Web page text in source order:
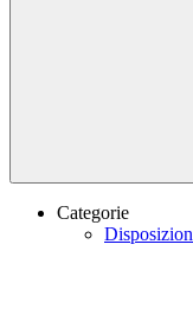
Categorie